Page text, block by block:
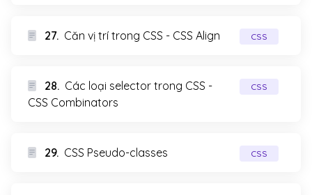
27. Căn vị trí trong CSS - CSS Align CSS
28. Các loại selector trong CSS -
CSS Combinators
CSS
29. CSS Pseudo-classes CSS